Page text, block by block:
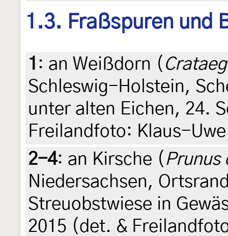
1.3. Fraßspuren und
1 : an Weißdorn (
Schleswig-Holstein,
unter alten Eichen, 24.
Freilandfoto: Klaus-
2-4: an Kirsche ( Prunus
Niedersachsen,
Streuobstwiese in
2015 (det. &